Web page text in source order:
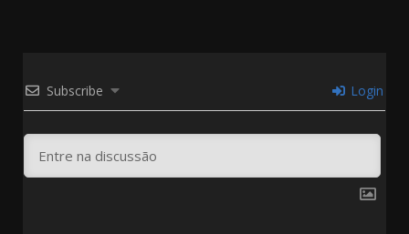
Subscribe Login